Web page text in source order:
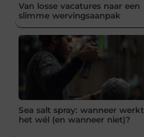
Van losse vacatures naar een
slimme wervingsaanpak
Sea salt spray: wanneer werkt
het wél (en wanneer niet)?